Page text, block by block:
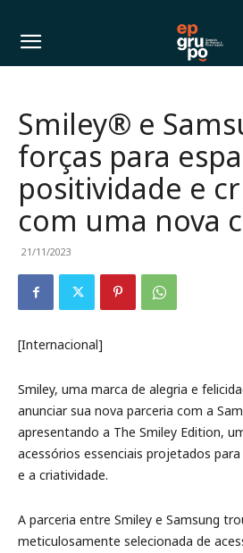
Smiley® e
forças para
positividade e
com uma nova
21/11/2023
[Internacional]
Smiley, uma marca de alegria e
anunciar sua nova parceria com a
apresentando a The Smiley Edition,
acessórios essenciais projetados
e a criatividade.
A parceria entre Smiley e Samsung
meticulosamente selecionada de